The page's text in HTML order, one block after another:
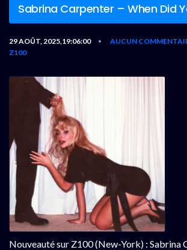
Sabrina Carpenter – When Did
29 AOÛT, 2025,19:06:00 • AUCUN
Z100
Nouveauté sur Z100 (New-York) : Sabrina